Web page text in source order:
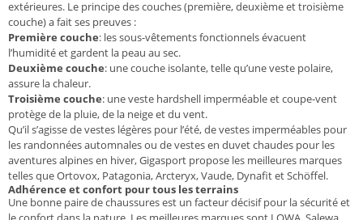
extérieures. Le principe des couches (première, deuxième et troisième
couche) a fait ses preuves :
Première couche: les sous-vêtements fonctionnels évacuent
l’humidité et gardent la peau au sec.
Deuxième couche: une couche isolante, telle qu’une veste polaire,
assure la chaleur.
Troisième couche: une veste hardshell imperméable et coupe-vent
protège de la pluie, de la neige et du vent.
Qu’il s’agisse de vestes légères pour l’été, de vestes imperméables pour
les randonnées automnales ou de vestes en duvet chaudes pour les
aventures alpines en hiver, Gigasport propose les meilleures marques
telles que Ortovox, Patagonia, Arcteryx, Vaude, Dynafit et Schöffel.
Adhérence et confort pour tous les terrains
Une bonne paire de chaussures est un facteur décisif pour la sécurité et